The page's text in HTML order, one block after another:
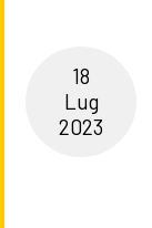
18
Lug
2023